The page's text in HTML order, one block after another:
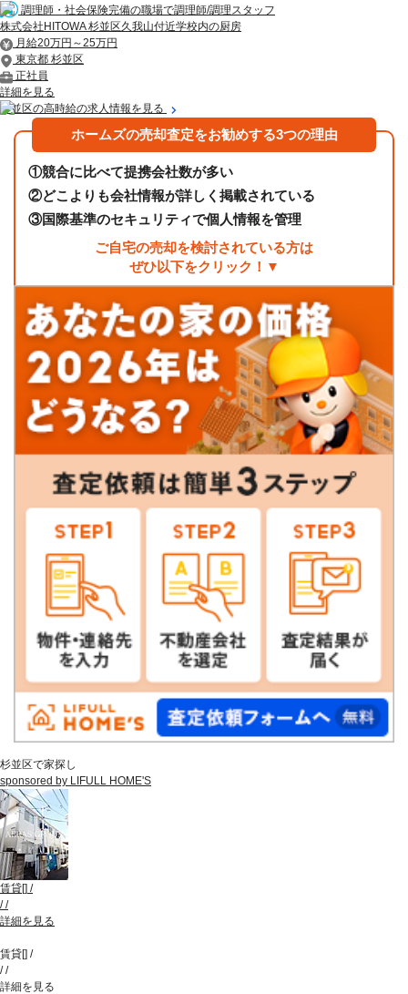
調理師・社会保険完備の職場で調理師/調理スタッフ
株式会社HITOWA 杉並区久我山付近学校内の厨房
月給20万円～25万円
東京都 杉並区
正社員
詳細を見る
杉並区の高時給の求人情報を見る
ホームズの売却査定をお勧めする3つの理由
①競合に比べて提携会社数が多い
②どこよりも会社情報が詳しく掲載されている
③国際基準のセキュリティで個人情報を管理
ご自宅の売却を検討されている方は
ぜひ以下をクリック！▼
杉並区で家探し
sponsored by LIFULL HOME'S
賃貸[] /
//
詳細を見る
賃貸[] /
//
詳細を見る